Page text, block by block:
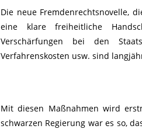
Die neue Fremdenrechtsnovelle,
eine klare freiheitliche
Verschärfungen bei den
Verfahrenskosten usw. sind
Mit diesen Maßnahmen wird
schwarzen Regierung war es so,